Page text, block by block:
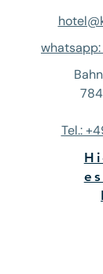
whatsapp:
Tel.: